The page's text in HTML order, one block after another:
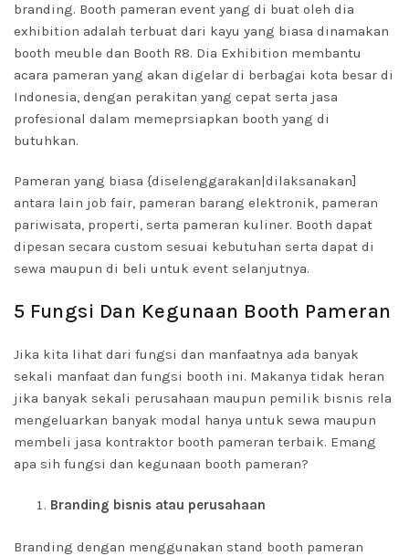
branding. Booth pameran event yang di buat oleh dia
exhibition adalah terbuat dari kayu yang biasa dinamakan
booth meuble dan Booth R8. Dia Exhibition membantu
acara pameran yang akan digelar di berbagai kota besar di
Indonesia, dengan perakitan yang cepat serta jasa
profesional dalam memeprsiapkan booth yang di
butuhkan.
Pameran yang biasa {diselenggarakan|dilaksanakan]
antara lain job fair, pameran barang elektronik, pameran
pariwisata, properti, serta pameran kuliner. Booth dapat
dipesan secara custom sesuai kebutuhan serta dapat di
sewa maupun di beli untuk event selanjutnya.
5 Fungsi Dan Kegunaan Booth Pameran
Jika kita lihat dari fungsi dan manfaatnya ada banyak
sekali manfaat dan fungsi booth ini. Makanya tidak heran
jika banyak sekali perusahaan maupun pemilik bisnis rela
mengeluarkan banyak modal hanya untuk sewa maupun
membeli jasa kontraktor booth pameran terbaik. Emang
apa sih fungsi dan kegunaan booth pameran?
Branding bisnis atau perusahaan
Branding dengan menggunakan stand booth pameran